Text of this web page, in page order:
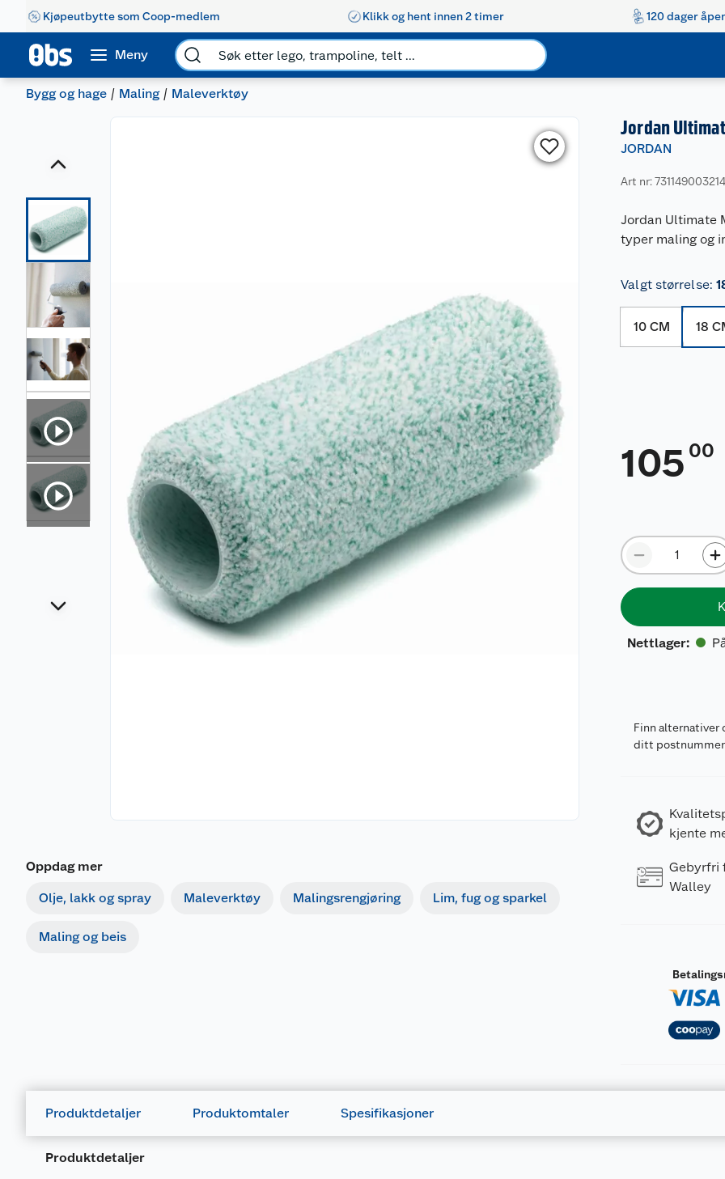
Kjøpeutbytte som Coop-medlem Klikk og hent innen 2 timer 120 dager
Meny
Bygg og hage Maling Maleverktøy
Oppdag mer
Olje, lakk og spray Maleverktøy Malingsrengjøring Lim, fug og sparkel
Maling og beis
Jordan
JORDAN
Art nr:
Jordan Ultimate
typer maling og
Valgt størrelse:
10 CM 18
105 00
Nettlager:
Finn alternativer
ditt postnummer
kjente
Gebyrfri
Walley
Produktdetaljer Produktomtaler Spesifikasjoner
Produktdetaljer